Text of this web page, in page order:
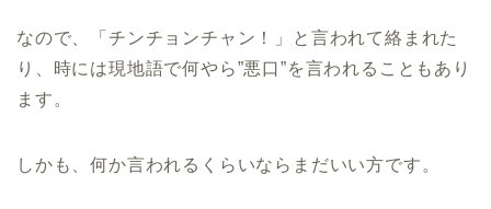
なので、「チンチョンチャン！」と言われて絡まれた
り、時には現地語で何やら”悪口”を言われることもあり
ます。
しかも、何か言われるくらいならまだいい方です。